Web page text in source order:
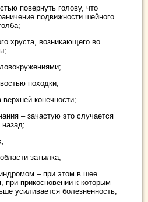
повернуть голову, что
подвижности шейного
хруста, возникающего во
походки;
конечности;
– зачастую это случается
затылка;
– при этом в шее
при прикосновении к которым
усиливается болезненность;